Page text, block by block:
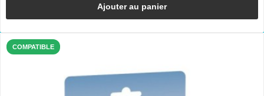
Ajouter au panier
COMPATIBLE